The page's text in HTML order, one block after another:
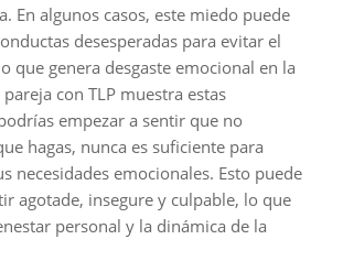
En algunos casos, este miedo puede
desesperadas para evitar el
que genera desgaste emocional en la
con TLP muestra estas
empezar a sentir que no
hagas, nunca es suficiente para
necesidades emocionales. Esto puede
agotade, insegure y culpable, lo que
personal y la dinámica de la